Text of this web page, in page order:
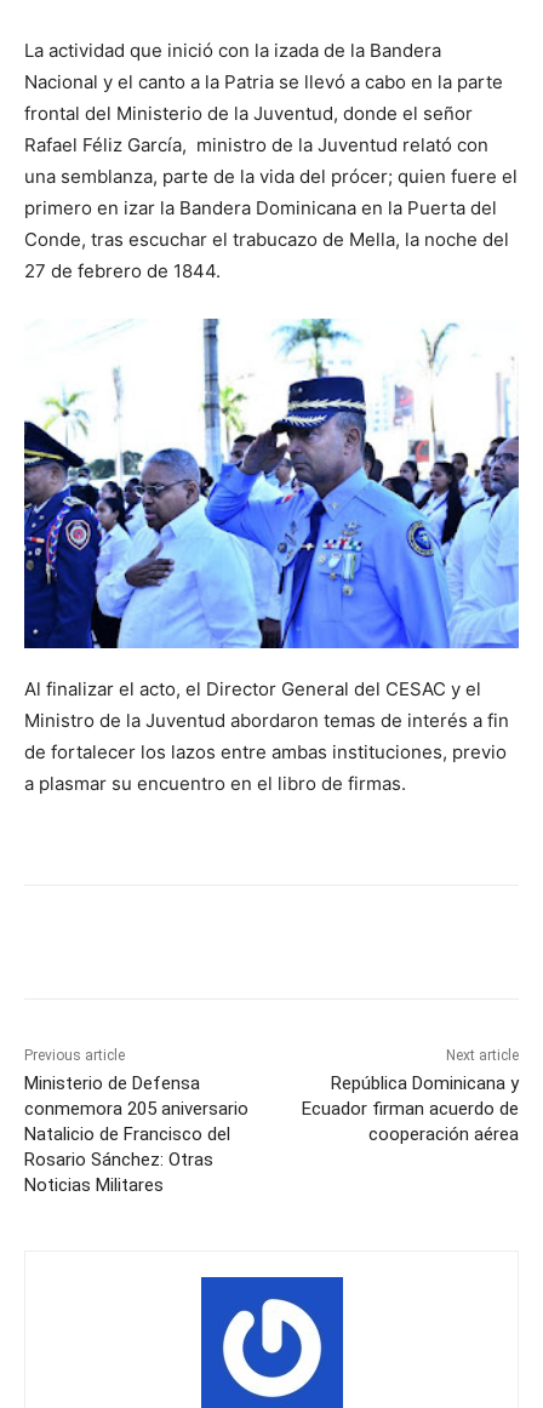
La actividad que inició con la izada de la Bandera
Nacional y el canto a la Patria se llevó a cabo en la parte
frontal del Ministerio de la Juventud, donde el señor
Rafael Féliz García, ministro de la Juventud relató con
una semblanza, parte de la vida del prócer; quien fuere el
primero en izar la Bandera Dominicana en la Puerta del
Conde, tras escuchar el trabucazo de Mella, la noche del
27 de febrero de 1844.
Al finalizar el acto, el Director General del CESAC y el
Ministro de la Juventud abordaron temas de interés a fin
de fortalecer los lazos entre ambas instituciones, previo
a plasmar su encuentro en el libro de firmas.
Previous article
Ministerio de Defensa
conmemora 205 aniversario
Natalicio de Francisco del
Rosario Sánchez: Otras
Noticias Militares
Next article
República Dominicana y
Ecuador firman acuerdo de
cooperación aérea